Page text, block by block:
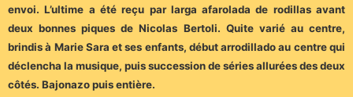
envoi. L’ultime a été reçu par larga afarolada de rodillas avant
deux bonnes piques de Nicolas Bertoli. Quite varié au centre,
brindis à Marie Sara et ses enfants, début arrodillado au centre qui
déclencha la musique, puis succession de séries allurées des deux
côtés. Bajonazo puis entière.